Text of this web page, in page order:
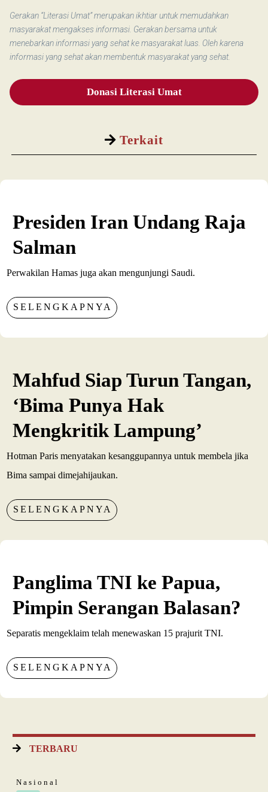
Terkait
Gerakan “Literasi Umat” merupakan ikhtiar untuk memudahkan
masyarakat mengakses informasi. Gerakan bersama untuk
menebarkan informasi yang sehat ke masyarakat luas. Oleh karena
informasi yang sehat akan membentuk masyarakat yang sehat.
Donasi Literasi Umat
Presiden Iran Undang Raja
Salman
Perwakilan Hamas juga akan mengunjungi Saudi.
SELENGKAPNYA
Mahfud Siap Turun Tangan,
‘Bima Punya Hak
Mengkritik Lampung’
Hotman Paris menyatakan kesanggupannya untuk membela jika
Bima sampai dimejahijaukan.
SELENGKAPNYA
Panglima TNI ke Papua,
Pimpin Serangan Balasan?
Separatis mengeklaim telah menewaskan 15 prajurit TNI.
SELENGKAPNYA
TERBARU
Nasional